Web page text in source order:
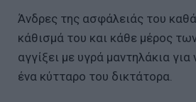
Άνδρες της ασφάλειάς του
κάθισμά του και κάθε μέρος
αγγίξει με υγρά μαντηλάκια για
ένα κύτταρο του δικτάτορα.